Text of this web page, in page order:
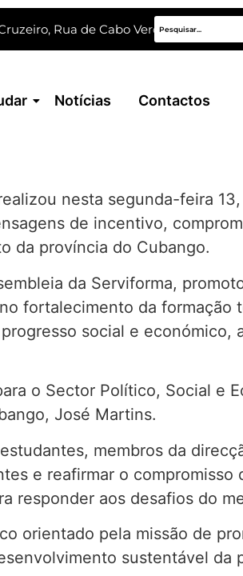
Rua de Cabo Verde
Notícias Contactos
nesta segunda-feira
de incentivo,
da província do Cubango.
da Serviforma,
fortalecimento da formação
social e económico,
o Sector Político, Social e
José Martins.
membros da
e reafirmar o compromisso
responder aos desafios do
orientado pela missão de
sustentável da